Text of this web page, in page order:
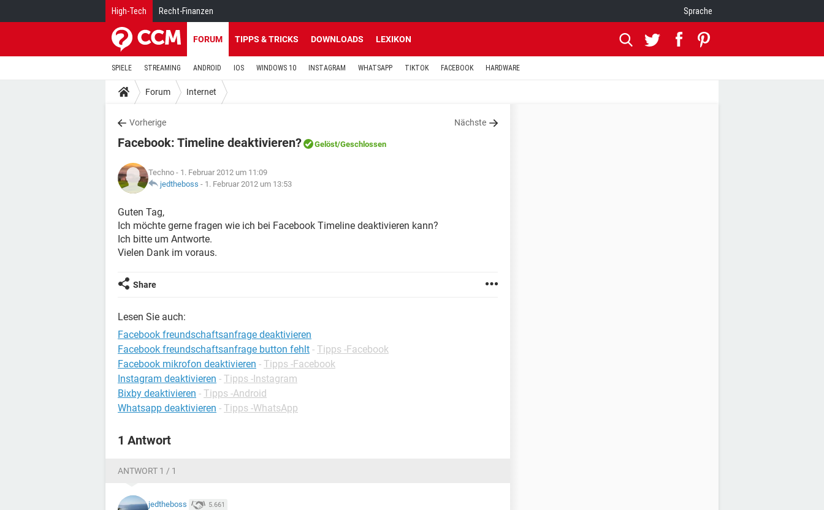
High-Tech Recht-Finanzen Sprache
FORUM TIPPS & TRICKS DOWNLOADS LEXIKON
SPIELE STREAMING ANDROID IOS WINDOWS 10 INSTAGRAM WHATSAPP TIKTOK FACEBOOK HARDWARE
Forum Internet
Vorherige Nächste
Facebook: Timeline deaktivieren? Gelöst/Geschlossen
Techno - 1. Februar 2012 um 11:09
jedtheboss - 1. Februar 2012 um 13:53
Guten Tag,
Ich möchte gerne fragen wie ich bei Facebook Timeline deaktivieren kann?
Ich bitte um Antworte.
Vielen Dank im voraus.
Share
Lesen Sie auch:
Facebook freundschaftsanfrage deaktivieren
Facebook freundschaftsanfrage button fehlt - Tipps -Facebook
Facebook mikrofon deaktivieren - Tipps -Facebook
Instagram deaktivieren - Tipps -Instagram
Bixby deaktivieren - Tipps -Android
Whatsapp deaktivieren - Tipps -WhatsApp
1 Antwort
ANTWORT 1 / 1
jedtheboss 5.661